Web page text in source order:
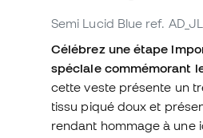
Semi Lucid Blue ref.
Célébrez une étape
spéciale commémorant
cette veste présente un
tissu piqué doux et
rendant hommage à une